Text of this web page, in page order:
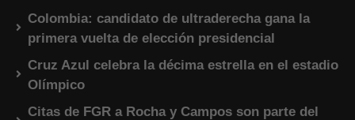
Colombia: candidato de ultraderecha gana la
primera vuelta de elección presidencial
Cruz Azul celebra la décima estrella en el estadio
Olímpico
Citas de FGR a Rocha y Campos son parte del